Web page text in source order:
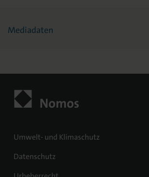
Mediadaten
Umwelt- und Klimaschutz
Datenschutz